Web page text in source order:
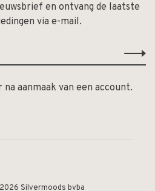
en ontvang de laatste
via e-mail.
aanmaak van een account.
Silvermoods bvba